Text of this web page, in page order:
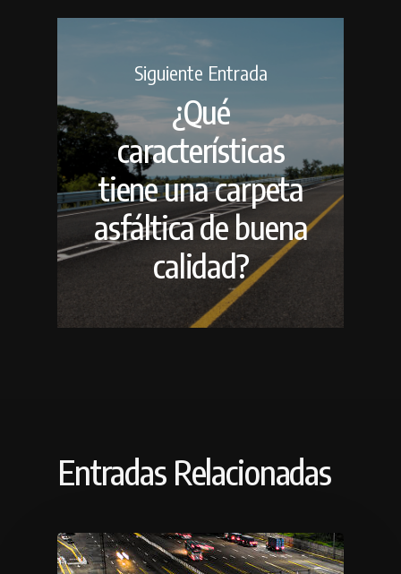
Siguiente Entrada
¿Qué
características
tiene una carpeta
asfáltica de buena
calidad?
Entradas Relacionadas